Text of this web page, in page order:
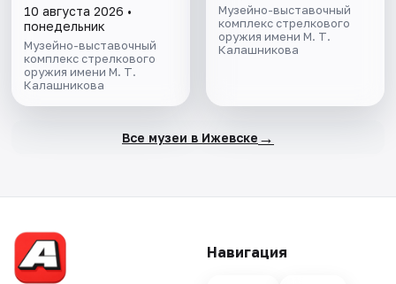
10 августа 2026 •
понедельник
Музейно-выставочный
комплекс стрелкового
оружия имени М. Т.
Калашникова
Музейно-выставочный
комплекс стрелкового
оружия имени М. Т.
Калашникова
Все музеи в Ижевске →
Навигация